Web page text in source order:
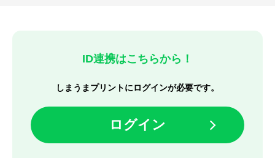
ID連携はこちらから！
しまうまプリントにログインが必要です。
ログイン